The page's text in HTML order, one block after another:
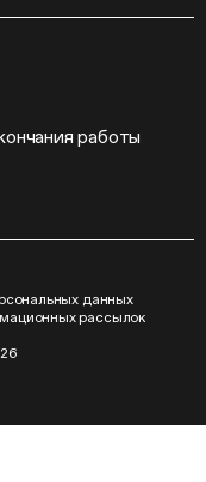
работы
данных
рассылок